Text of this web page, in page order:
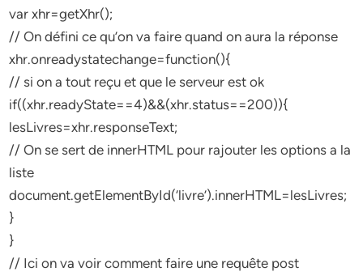
var xhr=getXhr();
// On défini ce qu’on va faire quand on aura la réponse
xhr.onreadystatechange=function(){
// si on a tout reçu et que le serveur est ok
if((xhr.readyState==4)&&(xhr.status==200)){
lesLivres=xhr.responseText;
// On se sert de innerHTML pour rajouter les options a la
liste
document.getElementById(‘livre’).innerHTML=lesLivres;
}
}
// Ici on va voir comment faire une requête post